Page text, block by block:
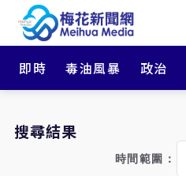
即時 毒油風暴 政治
搜尋結果
時間範圍：